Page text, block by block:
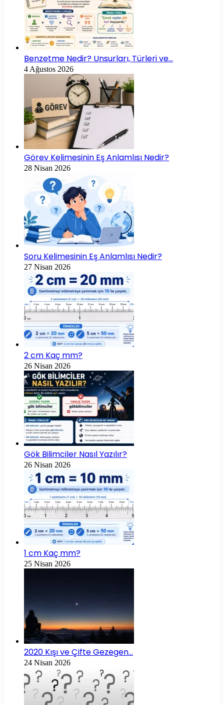
Benzetme Nedir? Unsurları, Türleri ve…
4 Ağustos 2026
Görev Kelimesinin Eş Anlamlısı Nedir?
28 Nisan 2026
Soru Kelimesinin Eş Anlamlısı Nedir?
27 Nisan 2026
2 cm Kaç mm?
26 Nisan 2026
Gök Bilimciler Nasıl Yazılır?
26 Nisan 2026
1 cm Kaç mm?
25 Nisan 2026
2020 Kışı ve Çifte Gezegen…
24 Nisan 2026